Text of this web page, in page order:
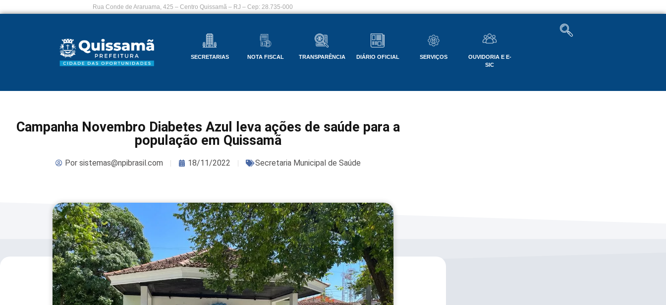
Rua Conde de Araruama, 425 – Centro Quissamã – RJ – Cep: 28.735-000
SECRETARIAS NOTA FISCAL TRANSPARÊNCIA DIÁRIO OFICIAL SERVIÇOS
OUVIDORIA E E-
SIC
Campanha Novembro Diabetes Azul leva ações de saúde para a
população em Quissamã
Por sistemas@npibrasil.com 18/11/2022 Secretaria Municipal de Saúde